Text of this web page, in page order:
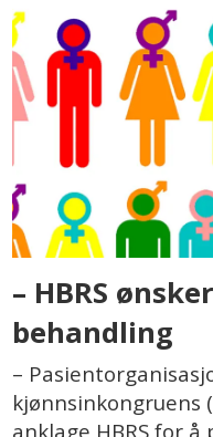
– HBRS
behandling
–
kjønnsinkongruens